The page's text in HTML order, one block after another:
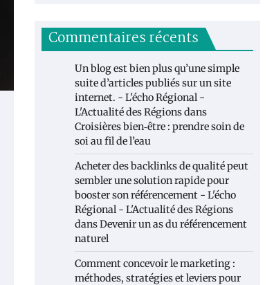
Commentaires récents
Un blog est bien plus qu’une simple
suite d’articles publiés sur un site
internet. - L'écho Régional -
L'Actualité des Régionsdans
Croisières bien‑être : prendre soin de
soi au fil de l’eau
Acheter des backlinks de qualité peut
sembler une solution rapide pour
booster son référencement - L'écho
Régional - L'Actualité des Régions
dansDevenir un as du référencement
naturel
Comment concevoir le marketing :
méthodes, stratégies et leviers pour